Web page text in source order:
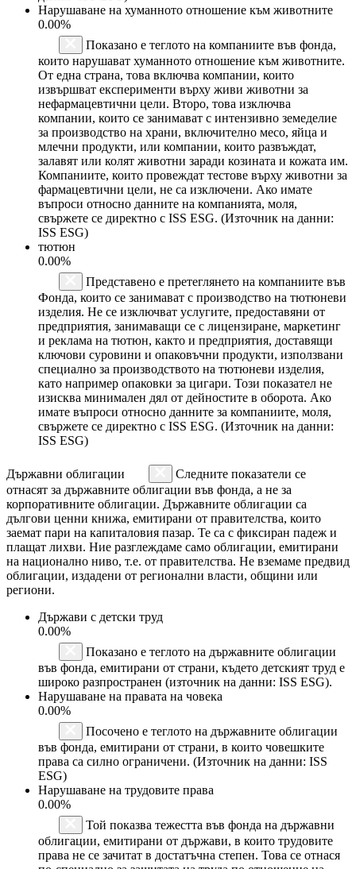
Нарушаване на хуманното отношение към животните
0.00%
Показано е теглото на компаниите във фонда,
които нарушават хуманното отношение към животните.
От една страна, това включва компании, които
извършват експерименти върху живи животни за
нефармацевтични цели. Второ, това изключва
компании, които се занимават с интензивно земеделие
за производство на храни, включително месо, яйца и
млечни продукти, или компании, които развъждат,
залавят или колят животни заради козината и кожата им.
Компаниите, които провеждат тестове върху животни за
фармацевтични цели, не са изключени. Ако имате
въпроси относно данните на компанията, моля,
свържете се директно с ISS ESG. (Източник на данни:
ISS ESG)
тютюн
0.00%
Представено е претеглянето на компаниите във
Фонда, които се занимават с производство на тютюневи
изделия. Не се изключват услугите, предоставяни от
предприятия, занимаващи се с лицензиране, маркетинг
и реклама на тютюн, както и предприятия, доставящи
ключови суровини и опаковъчни продукти, използвани
специално за производството на тютюневи изделия,
като например опаковки за цигари. Този показател не
изисква минимален дял от дейностите в оборота. Ако
имате въпроси относно данните за компаниите, моля,
свържете се директно с ISS ESG. (Източник на данни:
ISS ESG)
Държавни облигации
Следните показатели се
отнасят за държавните облигации във фонда, а не за
корпоративните облигации. Държавните облигации са
дългови ценни книжа, емитирани от правителства, които
заемат пари на капиталовия пазар. Те са с фиксиран падеж и
плащат лихви. Ние разглеждаме само облигации, емитирани
на национално ниво, т.е. от правителства. Не вземаме предвид
облигации, издадени от регионални власти, общини или
региони.
Държави с детски труд
0.00%
Показано е теглото на държавните облигации
във фонда, емитирани от страни, където детският труд е
широко разпространен (източник на данни: ISS ESG).
Нарушаване на правата на човека
0.00%
Посочено е теглото на държавните облигации
във фонда, емитирани от страни, в които човешките
права са силно ограничени. (Източник на данни: ISS
ESG)
Нарушаване на трудовите права
0.00%
Той показва тежестта във фонда на държавни
облигации, емитирани от държави, в които трудовите
права не се зачитат в достатъчна степен. Това се отнася